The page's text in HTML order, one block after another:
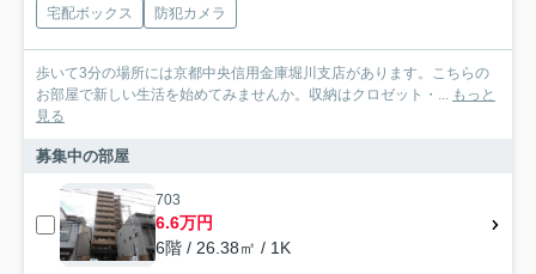
宅配ボックス
防犯カメラ
歩いて3分の場所には京都中央信用金庫堀川支店があります。こちらの
お部屋で新しい生活を始めてみませんか。収納はクロゼット・... もっと
見る
募集中の部屋
703
6.6万円
6階 / 26.38㎡ / 1K